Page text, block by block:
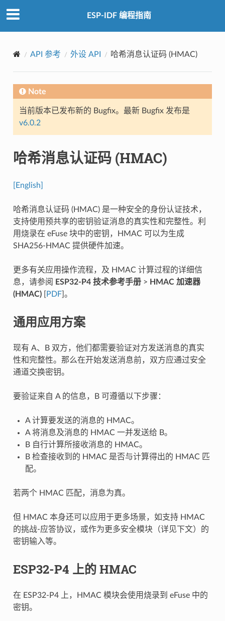
ESP-IDF 编程指南
API 参考 外设 API 哈希消息认证码 (HMAC)
Note
当前版本已发布新的 Bugfix。最新 Bugfix 发布是
v6.0.2
哈希消息认证码 (HMAC)
[English]
哈希消息认证码 (HMAC) 是一种安全的身份认证技术，
支持使用预共享的密钥验证消息的真实性和完整性。利
用烧录在 eFuse 块中的密钥，HMAC 可以为生成
SHA256-HMAC 提供硬件加速。
更多有关应用操作流程，及 HMAC 计算过程的详细信
息，请参阅
ESP32-P4 技术参考手册> HMAC 加速器
(HMAC)[ PDF]。
通用应用方案
现有 A、B 双方，他们都需要验证对方发送消息的真实
性和完整性。那么在开始发送消息前，双方应通过安全
通道交换密钥。
要验证来自 A 的信息，B 可遵循以下步骤：
A 计算要发送的消息的 HMAC。
A 将消息及消息的 HMAC 一并发送给 B。
B 自行计算所接收消息的 HMAC。
B 检查接收到的 HMAC 是否与计算得出的 HMAC 匹
配。
若两个 HMAC 匹配，消息为真。
但 HMAC 本身还可以应用于更多场景，如支持 HMAC
的挑战-应答协议，或作为更多安全模块（详见下文）的
密钥输入等。
ESP32-P4 上的 HMAC
在 ESP32-P4 上，HMAC 模块会使用烧录到 eFuse 中的
密钥。